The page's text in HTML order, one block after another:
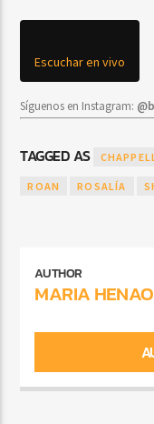
Escuchar en vivo
Síguenos en Instagram:
TAGGED AS
ROAN ROSALÍA
AUTHOR
MARIA HENAO